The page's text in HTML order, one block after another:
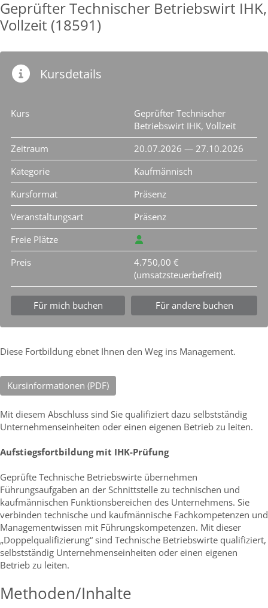
Geprüfter Technischer Betriebswirt IHK,
Vollzeit (18591)
Kursdetails
Kurs
Geprüfter Technischer
Betriebswirt IHK, Vollzeit
Zeitraum
20.07.2026 — 27.10.2026
Kategorie
Kaufmännisch
Kursformat
Präsenz
Veranstaltungsart
Präsenz
Freie Plätze
Preis
4.750,00 €
(umsatzsteuerbefreit)
Für mich buchen Für andere buchen
Diese Fortbildung ebnet Ihnen den Weg ins Management.
Kursinformationen (PDF)
Mit diesem Abschluss sind Sie qualifiziert dazu selbstständig
Unternehmenseinheiten oder einen eigenen Betrieb zu leiten.
Aufstiegsfortbildung mit IHK-Prüfung
Geprüfte Technische Betriebswirte übernehmen
Führungsaufgaben an der Schnittstelle zu technischen und
kaufmännischen Funktionsbereichen des Unternehmens. Sie
verbinden technische und kaufmännische Fachkompetenzen und
Managementwissen mit Führungskompetenzen. Mit dieser
„Doppelqualifizierung“ sind Technische Betriebswirte qualifiziert,
selbstständig Unternehmenseinheiten oder einen eigenen
Betrieb zu leiten.
Methoden/Inhalte